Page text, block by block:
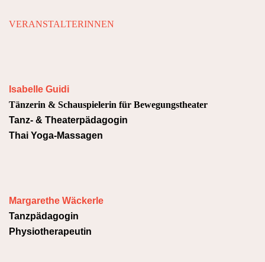
VERANSTALTERINNEN
Isabelle Guidi
Tänzerin & Schauspielerin für Bewegungstheater
Tanz- & Theaterpädagogin
Thai Yoga-Massagen
Margarethe Wäckerle
Tanzpädagogin
Physiotherapeutin